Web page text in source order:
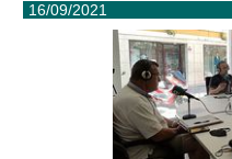
16/09/2021